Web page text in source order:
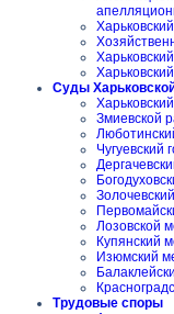
Суды
Змиевской
Чугуевский
Лозовской
Купянский
Изюмский
Трудовые споры